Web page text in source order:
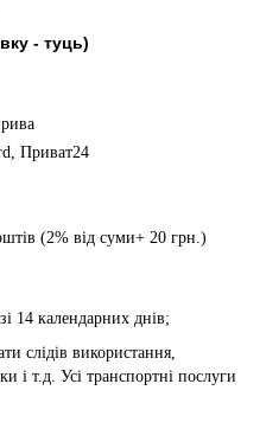
- туць)
Приват24
(2% від суми+ 20 грн.)
14 календарних днів;
слідів використання,
і т.д. Усі транспортні послуги